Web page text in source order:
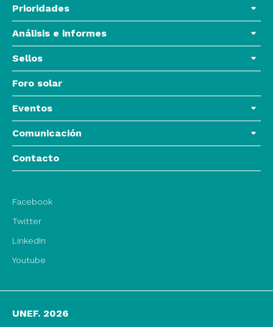
Prioridades
Análisis e informes
Sellos
Foro solar
Eventos
Comunicación
Contacto
Facebook
Twitter
LinkedIn
Youtube
UNEF. 2026